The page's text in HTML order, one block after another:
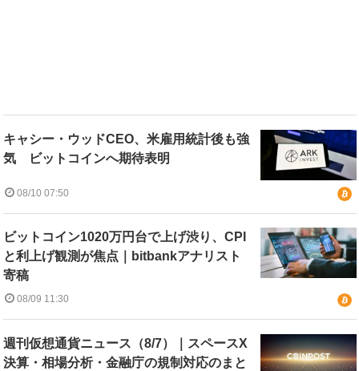
キャシー・ウッドCEO、米雇用統計後も強
気 ビットコインへ期待表明
08/10 07:50
ビットコイン1020万円台で上げ渋り、CPI
と利上げ観測が焦点｜bitbankアナリスト
寄稿
08/09 11:30
週刊仮想通貨ニュース（8/7）｜スペースX
決算・相場分析・金融庁の規制対応のまと